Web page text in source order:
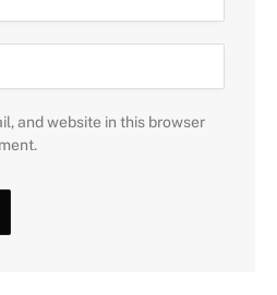
and website in this browser